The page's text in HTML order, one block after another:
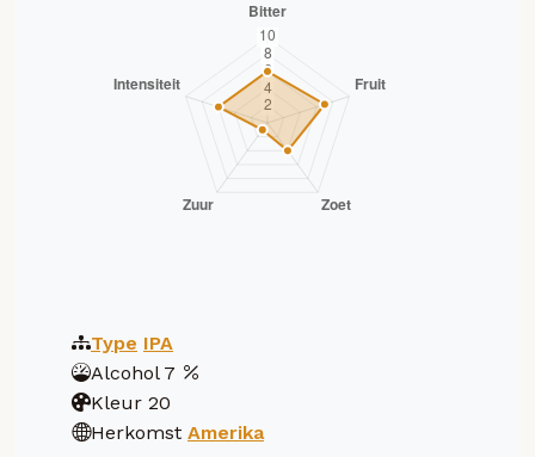
Type IPA
Alcohol 7
Kleur 20
Herkomst Amerika